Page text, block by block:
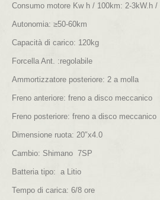
Consumo motore Kw h / 100km: 2-3kW.h /
Autonomia: ≥50-60km
Capacità di carico: 120kg
Forcella Ant. :regolabile
Ammortizzatore posteriore: 2 a molla
Freno anteriore: freno a disco meccanico
Freno posteriore: freno a disco
Dimensione ruota: 20″x4.0
Cambio: Shimano 7SP
Batteria tipo: a Litio
Tempo di carica: 6/8 ore